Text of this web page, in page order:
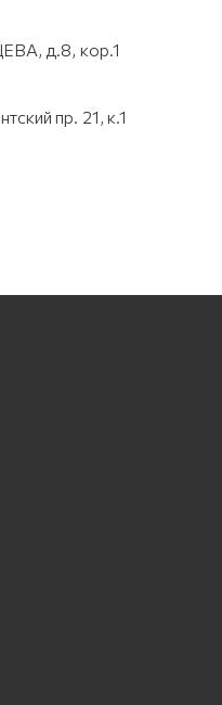
д.8, кор.1
пр. 21, к.1